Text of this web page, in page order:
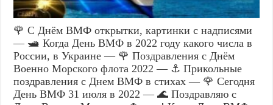
🌹 С Днём ВМФ открытки, картинки с надписями
— 🛥️ Когда День ВМФ в 2022 году какого числа в
России, в Украине — 🌹 Поздравления с Днём
Военно Морского флота 2022 — ⚓ Прикольные
поздравления с Днем ВМФ в стихах — 🌹 Сегодня
День ВМФ 31 июля в 2022 — 🌊 Поздравляю с